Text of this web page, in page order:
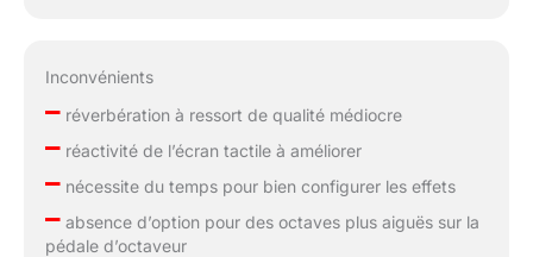
Inconvénients
–réverbération à ressort de qualité médiocre
–réactivité de l’écran tactile à améliorer
–nécessite du temps pour bien configurer les effets
–absence d’option pour des octaves plus aiguës sur la
pédale d’octaveur